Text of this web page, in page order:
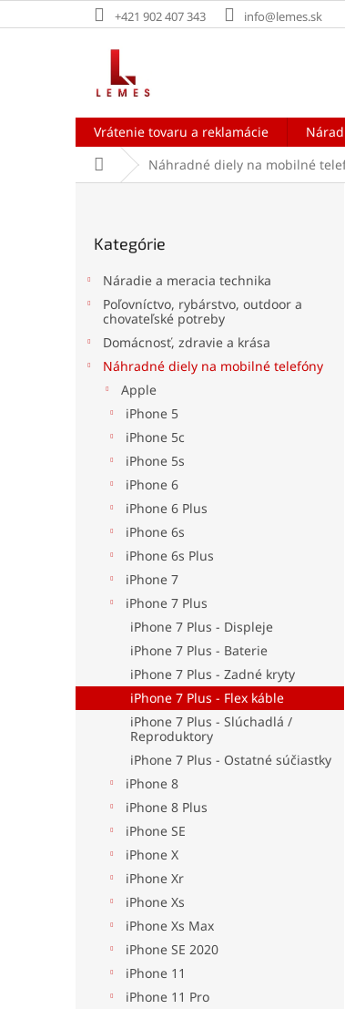
na
+421 902 407 343 info@lemes.sk
Vrátenie tovaru a reklamácie
DomovNáhradné diely na mobilné
kategórie
Kategórie
Náradie a meracia technika
Poľovníctvo, rybárstvo, outdoor a
chovateľské potreby
Domácnosť, zdravie a krása
Náhradné diely na mobilné telefóny
Apple
iPhone 5
iPhone 5c
iPhone 5s
iPhone 6
iPhone 6 Plus
iPhone 6s
iPhone 6s Plus
iPhone 7
iPhone 7 Plus
iPhone 7 Plus - Displeje
iPhone 7 Plus - Baterie
iPhone 7 Plus - Zadné kryty
iPhone 7 Plus - Flex káble
iPhone 7 Plus - Slúchadlá /
Reproduktory
iPhone 7 Plus - Ostatné súčiastky
iPhone 8
iPhone 8 Plus
iPhone SE
iPhone X
iPhone Xr
iPhone Xs
iPhone Xs Max
iPhone SE 2020
iPhone 11
iPhone 11 Pro